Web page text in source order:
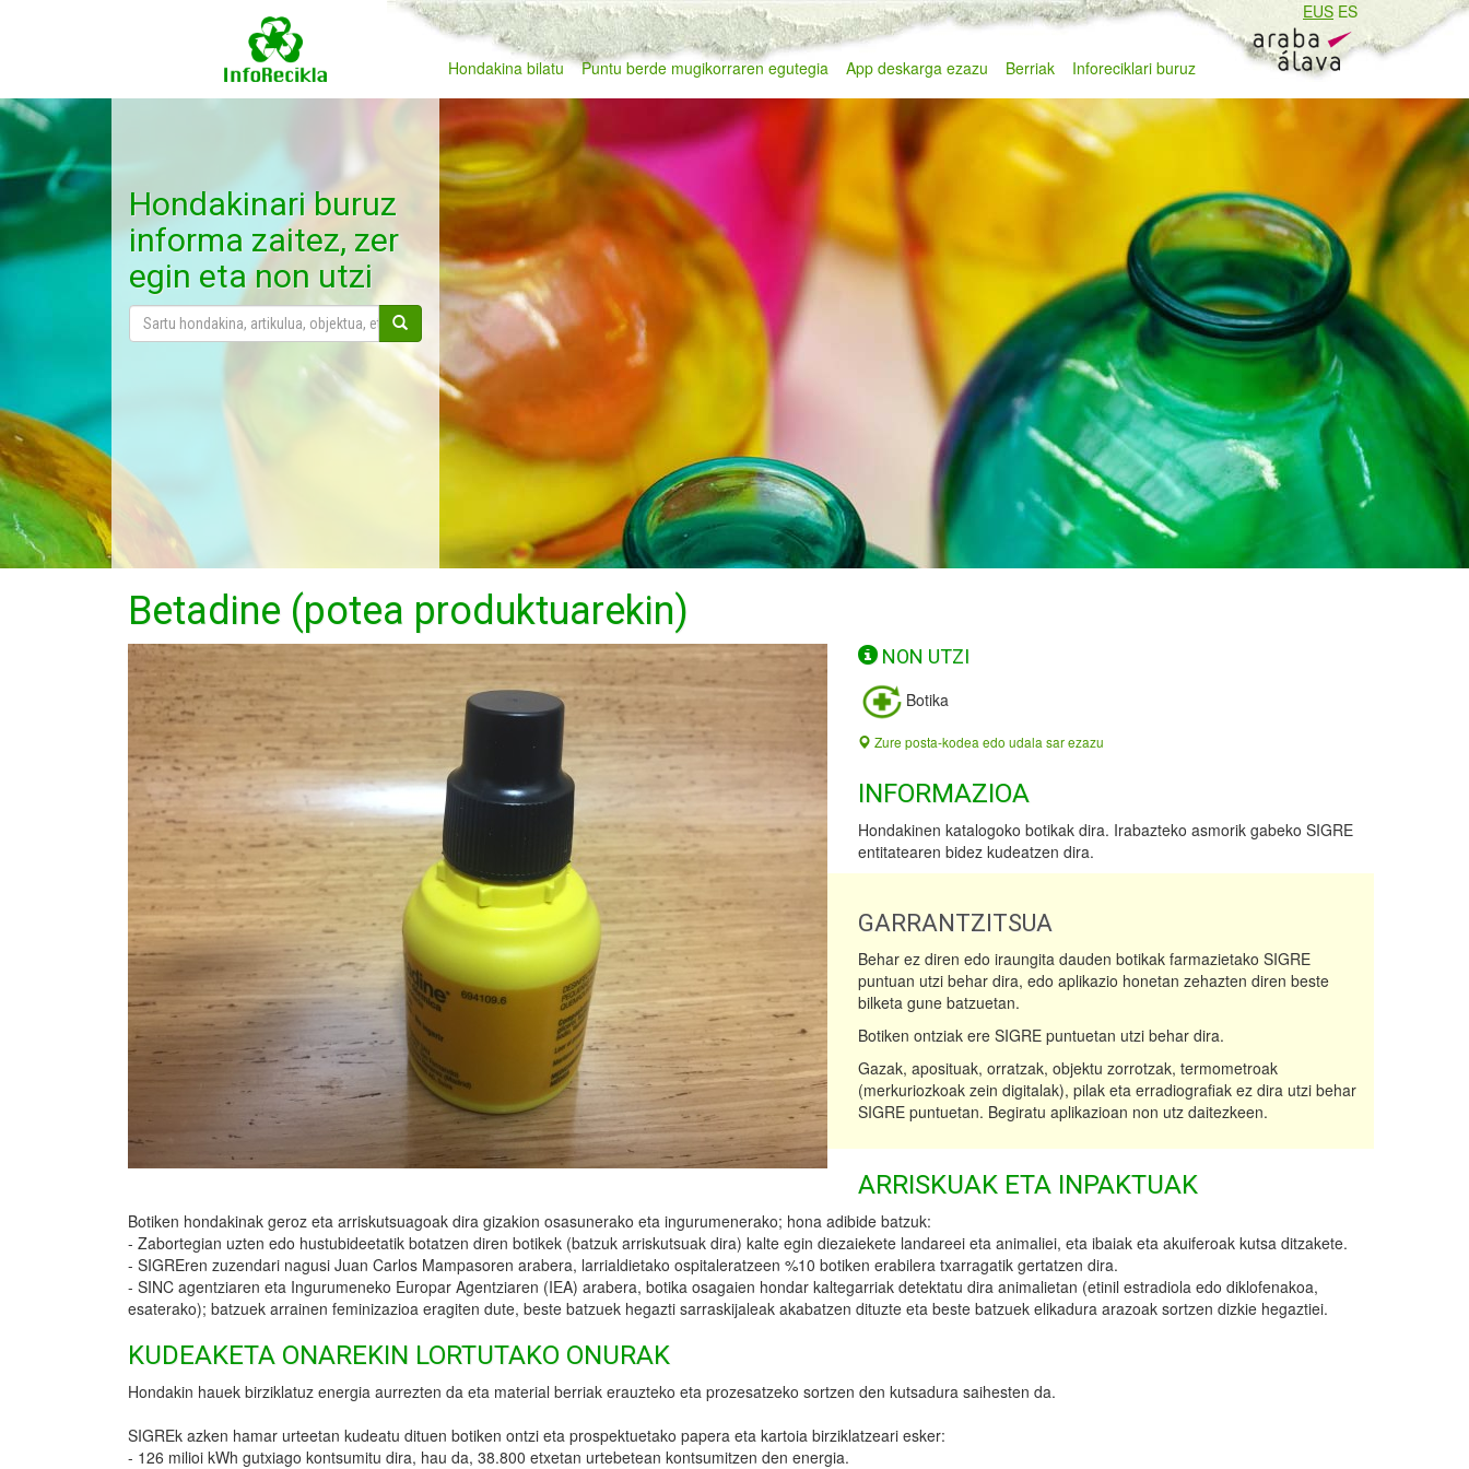
EUS ES
Hondakina bilatu Puntu berde mugikorraren egutegia App deskarga ezazu Berriak Inforeciklari buruz
Hondakinari buruz
informa zaitez, zer
egin eta non utzi
Betadine (potea produktuarekin)
NON UTZI
Botika
Zure posta-kodea edo udala sar ezazu
INFORMAZIOA
Hondakinen katalogoko botikak dira. Irabazteko asmorik gabeko SIGRE
entitatearen bidez kudeatzen dira.
GARRANTZITSUA
Behar ez diren edo iraungita dauden botikak farmazietako SIGRE
puntuan utzi behar dira, edo aplikazio honetan zehazten diren beste
bilketa gune batzuetan.
Botiken ontziak ere SIGRE puntuetan utzi behar dira.
Gazak, aposituak, orratzak, objektu zorrotzak, termometroak
(merkuriozkoak zein digitalak), pilak eta erradiografiak ez dira utzi behar
SIGRE puntuetan. Begiratu aplikazioan non utz daitezkeen.
ARRISKUAK ETA INPAKTUAK
Botiken hondakinak geroz eta arriskutsuagoak dira gizakion osasunerako eta ingurumenerako; hona adibide batzuk:
- Zabortegian uzten edo hustubideetatik botatzen diren botikek (batzuk arriskutsuak dira) kalte egin diezaiekete landareei eta animaliei, eta ibaiak eta akuiferoak kutsa ditzakete.
- SIGREren zuzendari nagusi Juan Carlos Mampasoren arabera, larrialdietako ospitaleratzeen %10 botiken erabilera txarragatik gertatzen dira.
- SINC agentziaren eta Ingurumeneko Europar Agentziaren (IEA) arabera, botika osagaien hondar kaltegarriak detektatu dira animalietan (etinil estradiola edo diklofenakoa,
esaterako); batzuek arrainen feminizazioa eragiten dute, beste batzuek hegazti sarraskijaleak akabatzen dituzte eta beste batzuek elikadura arazoak sortzen dizkie hegaztiei.
KUDEAKETA ONAREKIN LORTUTAKO ONURAK
Hondakin hauek birziklatuz energia aurrezten da eta material berriak erauzteko eta prozesatzeko sortzen den kutsadura saihesten da.
SIGREk azken hamar urteetan kudeatu dituen botiken ontzi eta prospektuetako papera eta kartoia birziklatzeari esker:
- 126 milioi kWh gutxiago kontsumitu dira, hau da, 38.800 etxetan urtebetean kontsumitzen den energia.